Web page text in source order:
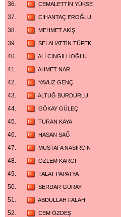
36.
CEMALETTİN YÜKSE
37.
CİHANTAÇ EROĞLU
38.
MEHMET AKİŞ
39.
SELAHATTİN TÜFEK
40.
ALİ CINGILLIOĞLU
41.
AHMET NAR
42.
YAVUZ GENÇ
43.
ALTUĞ BURDURLU
44.
GÖKAY GÜLEÇ
45.
TURAN KAYA
46.
HASAN SAĞ
47.
MUSTAFA NASIRCIN
48.
ÖZLEM KARGI
49.
TALAT PAPATYA
50.
SERDAR GÜRAY
51.
ABDULLAH FALAH
52.
CEM ÖZDEŞ